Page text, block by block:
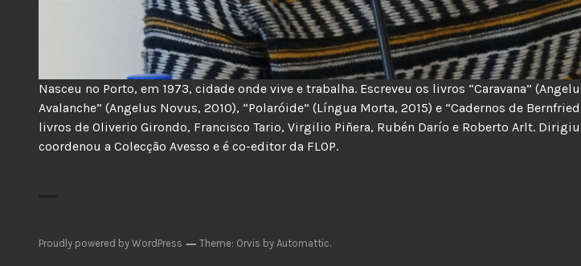
Nasceu no Porto, em 1973, cidade onde vive e trabalha. Escreveu os livros “Caravana”
Avalanche” (Angelus Novus, 2010), “Polaróide” (Língua Morta, 2015) e “Cadernos de
livros de Oliverio Girondo, Francisco Tario, Virgilio Piñera, Rubén Darío e Roberto Arlt.
coordenou a Colecção Avesso e é co-editor da FLOP.
Proudly powered by WordPress Theme: Orvis byAutomattic.